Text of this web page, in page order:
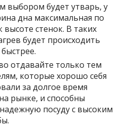
выбором будет утварь, у
дна максимальная по
стенок. В таких
будет происходить
отдавайте только тем
которые хорошо себя
за долгое время
рынке, и способны
посуду с высоким